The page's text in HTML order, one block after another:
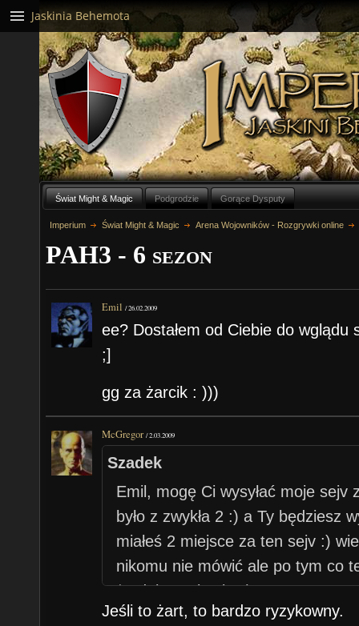
Świat Might & Magic Podgrodzie Gorące Dysputy
Imperium Świat Might & Magic Arena Wojowników - Rozgrywki online
PAH3 - 6 sezon
Emil /26.02.2009
ee? Dostałem od Ciebie do wglądu
;]
gg za żarcik : )))
McGregor /2.03.2009
Szadek
Emil, mogę Ci wysyłać moje sejv
było z zwykła 2 :) a Ty będziesz
miałeś 2 miejsce za ten sejv :)
nikomu nie mówić ale po tym co
że dałem Ci sejv ;(
Jeśli to żart, to bardzo ryzykowny.
Jaskinia Behemota